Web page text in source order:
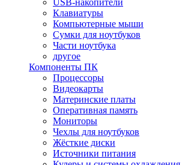
USB-накопители
Клавиатуры
Компьютерные мыши
Сумки для ноутбуков
Части ноутбука
другое
Компоненты ПК
Процессоры
Видеокарты
Материнские платы
Оперативная память
Мониторы
Чехлы для ноутбуков
Жёсткие диски
Источники питания